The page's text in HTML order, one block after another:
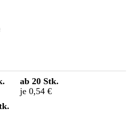
ab 20 Stk.
je 0,54 €